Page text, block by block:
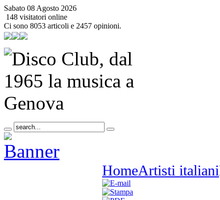
Sabato 08 Agosto 2026
148 visitatori online
Ci sono 8053 articoli e 2457 opinioni.
HomeArtisti italiani